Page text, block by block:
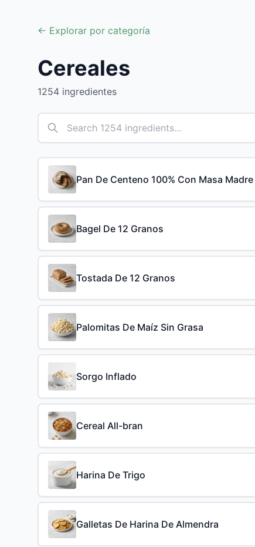
← Explorar por categoría
Cereales
1254 ingredientes
Pan De Centeno 100% Con Masa Madre
Bagel De 12 Granos
Tostada De 12 Granos
Palomitas De Maíz Sin Grasa
Sorgo Inflado
Cereal All-bran
Harina De Trigo
Galletas De Harina De Almendra